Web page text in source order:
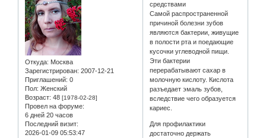
Откуда: Москва
Зарегистрирован: 2007-12-21
Приглашений: 0
Пол: Женский
Возраст: 48 [1978-02-28]
Провел на форуме:
6 дней 20 часов
Последний визит:
2026-01-09 05:53:47
средствами
Самой распространенной
причиной болезни зубов
являются бактерии, живущие
в полости рта и поедающие
кусочки углеводной пищи.
Эти бактерии
перерабатывают сахар в
молочную кислоту. Кислота
разъедает эмаль зубов,
вследствие чего образуется
кариес.
Для профилактики
достаточно держать